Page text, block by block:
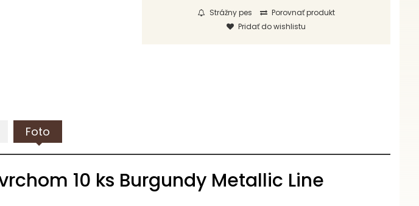
Strážny pes
Porovnať produkt
Pridať do wishlistu
Foto
10 ks Burgundy Metallic Line